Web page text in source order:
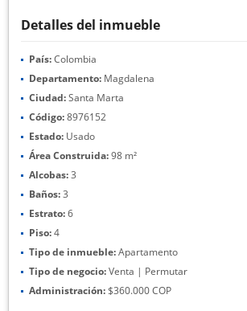
Detalles del inmueble
País:Colombia
Departamento: Magdalena
Ciudad:Santa Marta
Código:8976152
Estado: Usado
Área Construida:98 m²
Alcobas:3
Baños:3
Estrato:6
Piso:4
Tipo de inmueble:Apartamento
Tipo de negocio:Venta | Permutar
Administración:$360.000 COP